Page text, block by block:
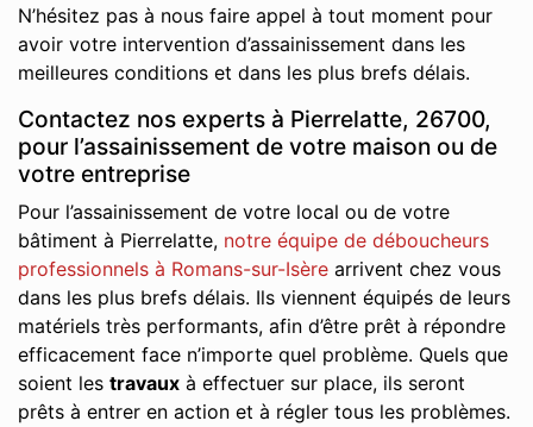
N’hésitez pas à nous faire appel à tout moment pour
avoir votre intervention d’assainissement dans les
meilleures conditions et dans les plus brefs délais.
Contactez nos experts à Pierrelatte, 26700,
pour l’assainissement de votre maison ou de
votre entreprise
Pour l’assainissement de votre local ou de votre
bâtiment à Pierrelatte, notre équipe de déboucheurs
professionnels à Romans-sur-Isère arrivent chez vous
dans les plus brefs délais. Ils viennent équipés de leurs
matériels très performants, afin d’être prêt à répondre
efficacement face n’importe quel problème. Quels que
soient les travaux à effectuer sur place, ils seront
prêts à entrer en action et à régler tous les problèmes.